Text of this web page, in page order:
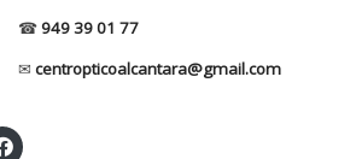
☎949 39 01 77
✉ centropticoalcantara@gmail.com